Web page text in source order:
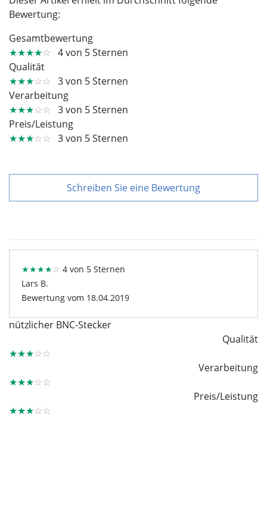
Bewertung:
Gesamtbewertung
★★★★☆ 4 von 5 Sternen
Qualität
★★★☆☆ 3 von 5 Sternen
Verarbeitung
★★★☆☆ 3 von 5 Sternen
Preis/Leistung
★★★☆☆ 3 von 5 Sternen
Schreiben Sie eine Bewertung
★★★★☆ 4 von 5 Sternen
Lars B.
Bewertung vom 18.04.2019
nützlicher BNC-Stecker
Qualität
★★★☆☆
Verarbeitung
★★★☆☆
Preis/Leistung
★★★☆☆